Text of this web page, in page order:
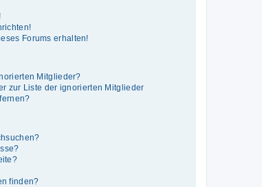
Forums erhalten!
Mitglieder?
zur Liste der ignorierten Mitglieder
finden?